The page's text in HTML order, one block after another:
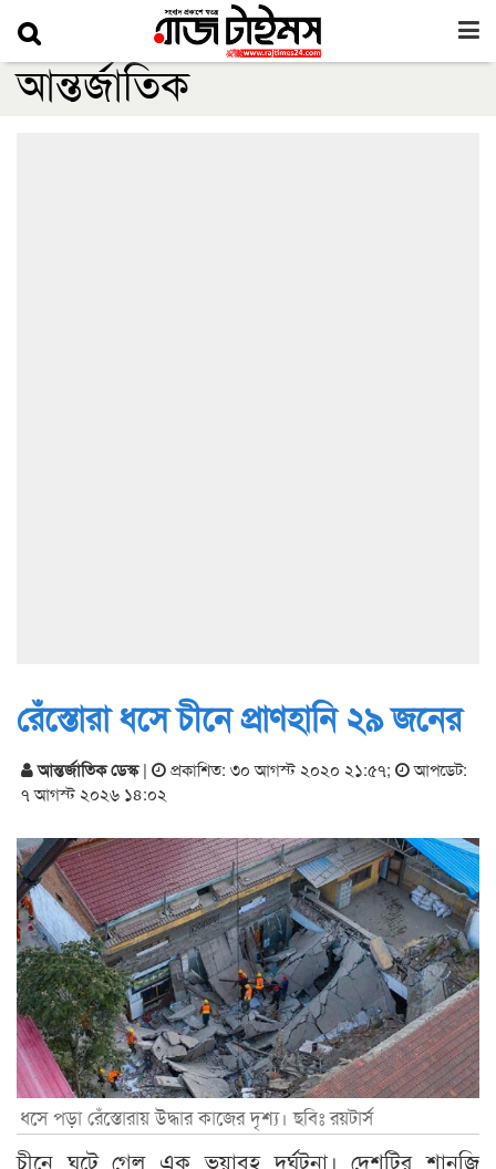
আন্তর্জাতিক
রেঁস্তোরা ধসে চীনে প্রাণহানি ২৯ জনের
আন্তর্জাতিক ডেস্ক| প্রকাশিত: ৩০ আগস্ট ২০২০ ২১:৫৭;
আপডেট:
৭ আগস্ট ২০২৬ ১৪:০২
ধসে পড়া রেঁস্তোরায় উদ্ধার কাজের দৃশ্য। ছবিঃ রয়টার্স
চীনে ঘটে গেল এক ভয়াবহ দূর্ঘটনা। দেশটির শানজি